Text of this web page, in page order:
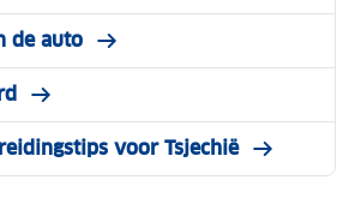
de auto
voor Tsjechië